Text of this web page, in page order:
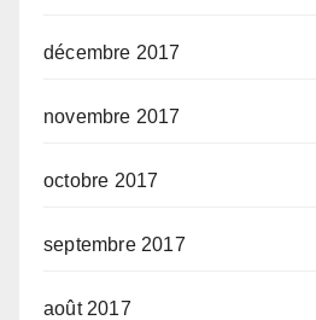
décembre 2017
novembre 2017
octobre 2017
septembre 2017
août 2017